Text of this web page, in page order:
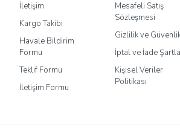
İletişim
Kargo Takibi
Havale Bildirim
Formu
Teklif Formu
İletişim Formu
Mesafeli Satış
Sözleşmesi
Gizlilik ve
İptal ve İade
Kişisel Veriler
Politikası